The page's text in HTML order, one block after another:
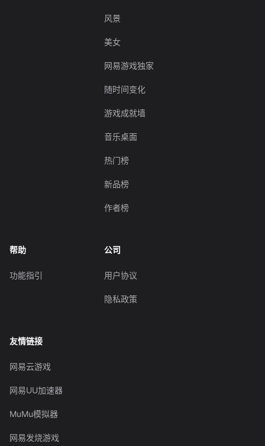
风景
美女
网易游戏独家
随时间变化
游戏成就墙
音乐桌面
热门榜
新品榜
作者榜
帮助
功能指引
公司
用户协议
隐私政策
友情链接
网易云游戏
网易UU加速器
MuMu模拟器
网易发烧游戏